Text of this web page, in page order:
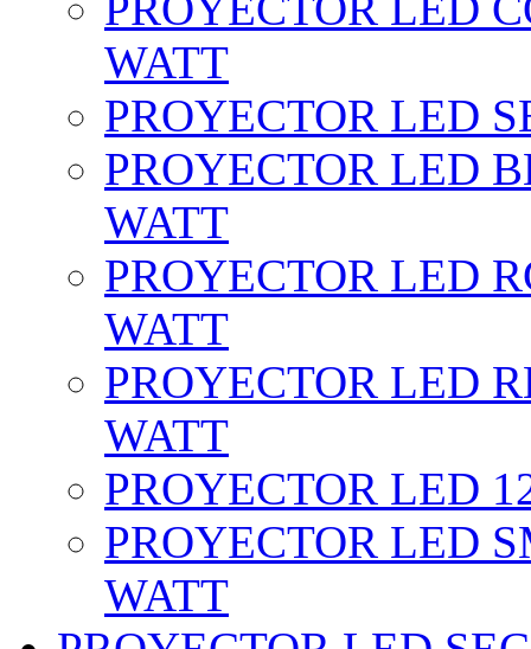
WATT
PROYECTOR LED
PROYECTOR LED
WATT
PROYECTOR LED
WATT
PROYECTOR LED
WATT
PROYECTOR LED
PROYECTOR LED
WATT